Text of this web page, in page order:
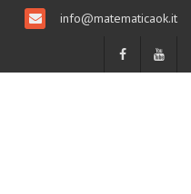
info@matematicaok.it